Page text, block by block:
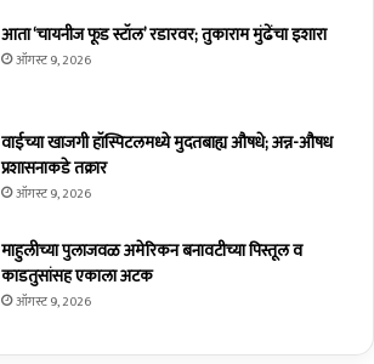
आता ‘चायनीज फूड स्टॉल’ रडारवर; तुकाराम मुंढेंचा इशारा
ऑगस्ट 9, 2026
वाईच्या खाजगी हॉस्पिटलमध्ये मुदतबाह्य औषधे; अन्न-औषध
प्रशासनाकडे तक्रार
ऑगस्ट 9, 2026
माहुलीच्या पुलाजवळ अमेरिकन बनावटीच्या पिस्तूल व
काडतुसांसह एकाला अटक
ऑगस्ट 9, 2026